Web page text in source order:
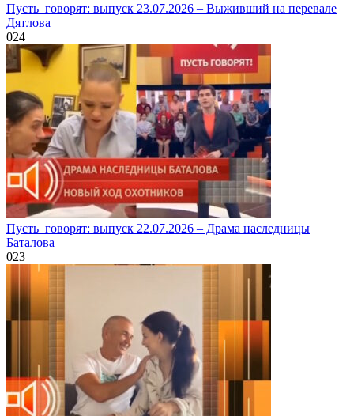
Пусть_говорят: выпуск 23.07.2026 – Выживший на перевале
Дятлова
024
Пусть_говорят: выпуск 22.07.2026 – Драма наследницы
Баталова
023